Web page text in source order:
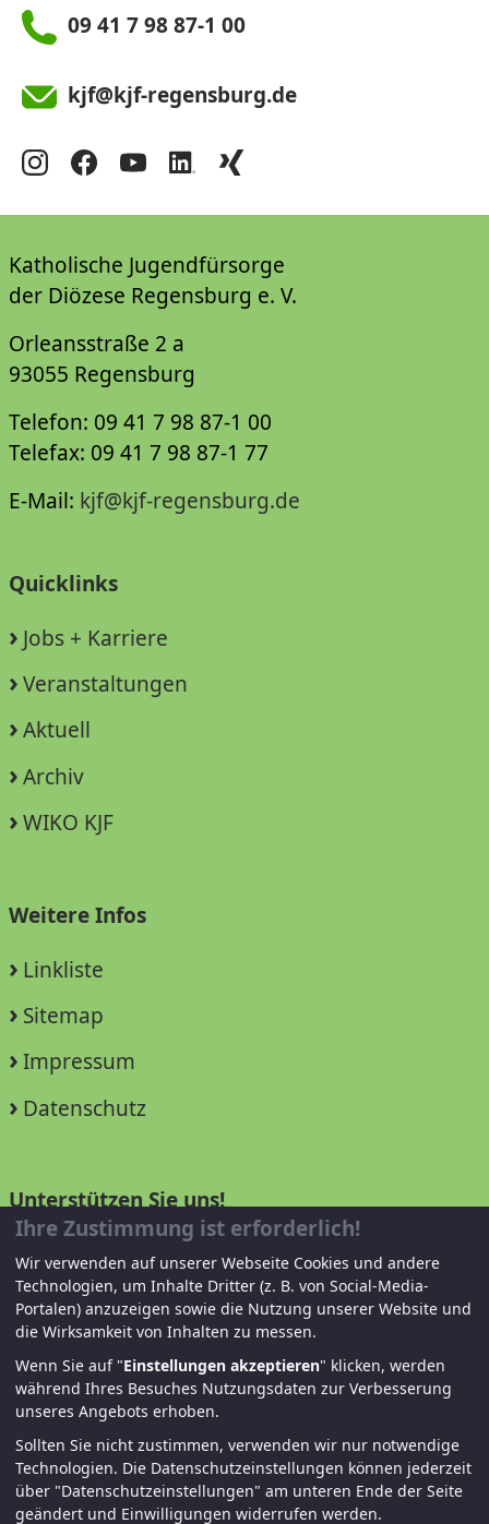
09 41 7 98 87-1 00
kjf@kjf-regensburg.de
Katholische Jugendfürsorge
der Diözese Regensburg e. V.
Orleansstraße 2 a
93055 Regensburg
Telefon: 09 41 7 98 87-1 00
Telefax: 09 41 7 98 87-1 77
E-Mail: kjf@kjf-regensburg.de
Quicklinks
Jobs + Karriere
Veranstaltungen
Aktuell
Archiv
WIKO KJF
Weitere Infos
Linkliste
Sitemap
Impressum
Datenschutz
Unterstützen Sie uns!
Mitglied werden
Spenden und helfen
© KJF Regensburg – Alle Rechte vorbehalten. |
Ihre Zustimmung ist erforderlich!
Wir verwenden auf unserer Webseite Cookies und andere
Technologien, um Inhalte Dritter (z. B. von Social-Media-
Portalen) anzuzeigen sowie die Nutzung unserer Website und
die Wirksamkeit von Inhalten zu messen.
Wenn Sie auf "Einstellungen akzeptieren" klicken, werden
während Ihres Besuches Nutzungsdaten zur Verbesserung
unseres Angebots erhoben.
Sollten Sie nicht zustimmen, verwenden wir nur notwendige
Technologien. Die Datenschutzeinstellungen können jederzeit
über "Datenschutzeinstellungen" am unteren Ende der Seite
geändert und Einwilligungen widerrufen werden.